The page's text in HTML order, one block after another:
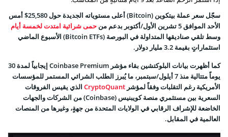
سجّل سعر عملة بيتكوين (Bitcoin) أعلى مستوياته الجديدة حول 25,580$ أمس
الأحد الموافق 5 تشرين الأول/أكتوبر بدعم من
حمى شرائية امتدت لخمسة أيام
وسط تلقي صناديقها المتداولة في البورصة (Bitcoin ETFs) الأسبوع الماضي
استثماراتٍ بقيمة 3.2 مليار دولار.
كما أظهرت بيانات البلوكتشين بقاء مؤشر Coinbase Premium إيجابياً لمدة 30
يوماً متتالية منذ 7 أيلول/سبتمبر، ما يُبرز الطلب الشرائي المستمر للمؤسسات
الأمريكية رغم التقلبات وفقاً لمؤشر CryptoQuant الذي يقيس الفروقات
السعرية بين مستثمري منصة كويبنيس (Coinbase) من الشركات والجهات
الخاضعة للإشراف الرقابي في الولايات المتحدة من جهةٍ، وغيرها من المنصات
العالمية في المقابل.